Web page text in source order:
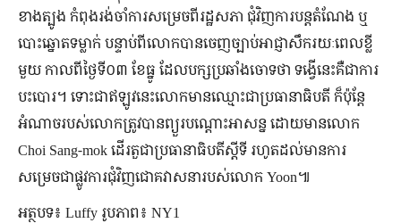
ខាងត្បូង កំពុងរង់ចាំការសម្រេចពីរដ្ឋសភា ជុំវិញការបន្តតំណែង ឬ
បោះឆ្នោតទម្លាក់ បន្ទាប់ពីលោកបានចេញច្បាប់អាជ្ញាសឹករយៈពេលខ្លី
មួយ កាលពីថ្ងៃទី០៣ ខែធ្នូ ដែលបក្សប្រឆាំងចោទថា ទង្វើនេះគឺជាការ
បះបោរ។ ទោះជាឥឡូវនេះលោកមានឈ្មោះជាប្រធានាធិបតី ក៏ប៉ុន្តែ
អំណាចរបស់លោកត្រូវបានព្យួរបណ្ដោះអាសន្ន ដោយមានលោក
Choi Sang-mok ដើរតួជាប្រធានាធិបតីស្ដីទី រហូតដល់មានការ
សម្រេចជាផ្លូវការជុំវិញជោគវាសនារបស់លោក Yoon៕
អត្ថបទ៖ Luffy រូបភាព៖ NY1